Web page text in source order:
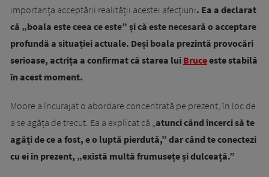
importanța acceptării realității acestei afecțiuni. Ea a declarat
că „boala este ceea ce este” și că este necesară o acceptare
profundă a situației actuale. Deși boala prezintă provocări
serioase, actrița a confirmat că starea lui Bruceeste stabilă
în acest moment.
Moore a încurajat o abordare concentrată pe prezent, în loc de
a se agăța de trecut. Ea a explicat că „atunci când încerci să te
agăți de ce a fost, e o luptă pierdută,” dar când te conectezi
cu ei în prezent, „există multă frumusețe și dulceață.”